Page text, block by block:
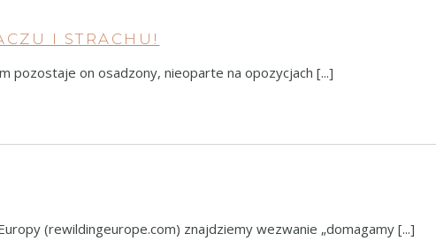
I STRACHU!
pozostaje on osadzony, nieoparte na opozycjach [...]
(rewildingeurope.com) znajdziemy wezwanie „domagamy [...]